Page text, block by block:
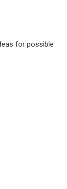
for possible